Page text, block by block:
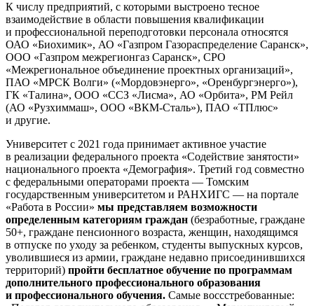
К числу предприятий, с которыми выстроено тесное
взаимодействие в области повышения квалификации
и профессиональной переподготовки персонала относятся
ОАО «Биохимик», АО «Газпром Газораспределение Саранск»,
ООО «Газпром межрегионгаз Саранск», СРО
«Межрегиональное объединение проектных организаций»,
ПАО «МРСК Волги» («Мордовэнерго», «Оренбургэнерго»),
ГК «Талина», ООО «ССЗ «Лисма», АО «Орбита», РМ Рейл
(АО «Рузхиммаш», ООО «ВКМ-Сталь»), ПАО «ТПлюс»
и другие.
Университет с 2021 года принимает активное участие
в реализации федерального проекта «Содействие занятости»
национального проекта «Демография». Третий год совместно
с федеральными операторами проекта — Томским
государственным университетом и РАНХИГС — на портале
«Работа в России» мы представляем возможности
определенным категориям граждан (безработные, граждане
50+, граждане пенсионного возраста, женщин, находящимся
в отпуске по уходу за ребенком, студенты выпускных курсов,
уволившиеся из армии, граждане недавно присоединившихся
территорий) пройти бесплатное обучение по программам
дополнительного профессионального образования
и профессионального обучения. Самые воссстребованные: